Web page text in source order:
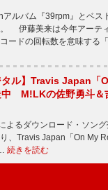
ルバム『39rpm』とベス
伊藤美来は今年アーテ
ードの回転数を意味する
タル】Travis Japan
中 M!LKの佐野勇斗＆
よるダウンロード・ソン
、Travis Japan「On My
続きを読む